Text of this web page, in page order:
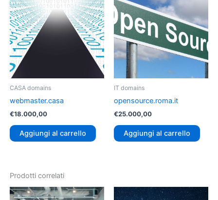
CASA domains
webmaster.casa
€18.000,00
Aggiungi al carrello
IT domains
opensource.roma.it
€25.000,00
Aggiungi al carrello
Prodotti correlati